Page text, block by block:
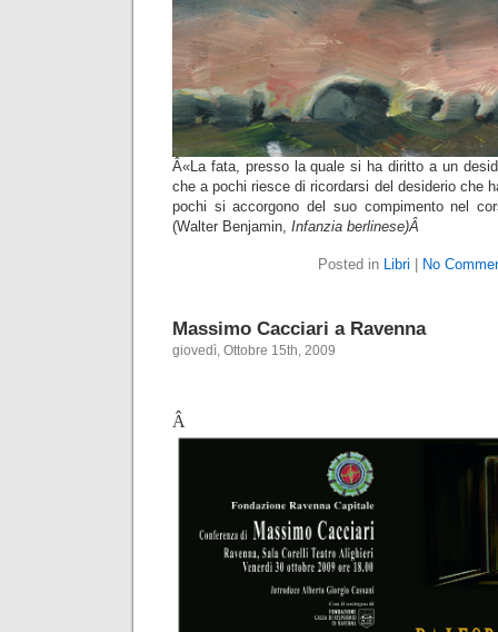
Â«La fata, presso la quale si ha diritto a un
che a pochi riesce di ricordarsi del desiderio che
pochi si accorgono del suo compimento nel
(Walter Benjamin, Infanzia berlinese)Â
Posted in Libri | No
Massimo Cacciari a Ravenna
giovedì, Ottobre 15th, 2009
Â